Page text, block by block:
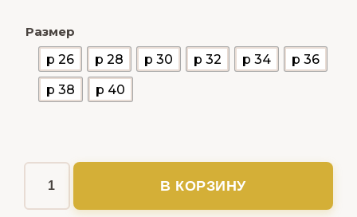
Размер
р 26
р 28 р 30 р 32 р 34
р 36
р 38
р 40
В КОРЗИНУ